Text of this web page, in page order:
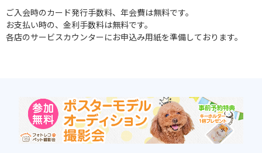
ご入会時のカード発行手数料、年会費は無料です。
お支払い時の、金利手数料は無料です。
各店のサービスカウンターにお申込み用紙を準備しております。